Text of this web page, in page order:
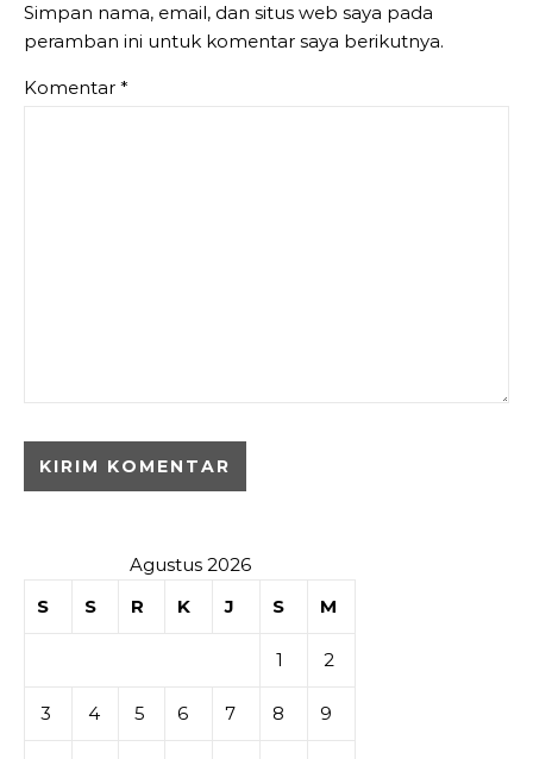
Simpan nama, email, dan situs web saya pada
peramban ini untuk komentar saya berikutnya.
Komentar *
Agustus 2026
S
S R K J S M
1 2
3 4 5 6 7 8 9